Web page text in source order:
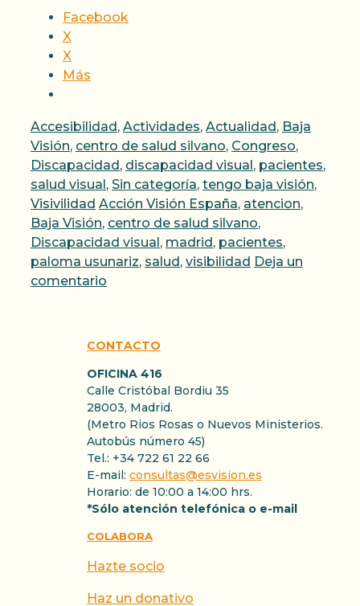
Facebook
X
X
Más
Categorías
Accesibilidad, Actividades, Actualidad, Baja
Visión, centro de salud silvano, Congreso,
Discapacidad, discapacidad visual, pacientes,
salud visual, Sin categoría, tengo baja visión,
Visivilidad Etiquetas
Acción Visión España, atencion,
Baja Visión, centro de salud silvano,
Discapacidad visual, madrid, pacientes,
paloma usunariz, salud, visibilidad Deja un
comentario
CONTACTO
OFICINA 416
Calle Cristóbal Bordiu 35
28003, Madrid.
(Metro Rios Rosas o Nuevos Ministerios.
Autobús número 45)
Tel.: +34 722 61 22 66
E-mail: consultas@esvision.es
Horario: de 10:00 a 14:00 hrs.
*Sólo atención telefónica o e-mail
COLABORA
Hazte socio
Haz un donativo